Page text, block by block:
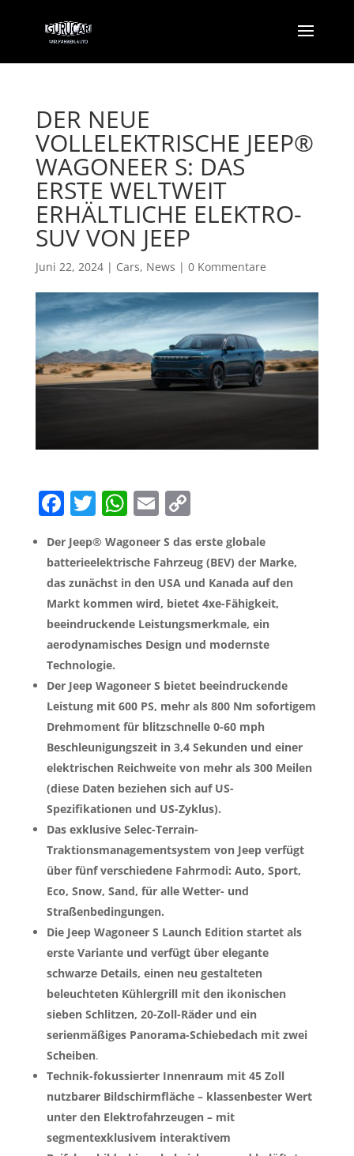
DER NEUE
VOLLELEKTRISCHE JEEP®
WAGONEER S: DAS
ERSTE WELTWEIT
ERHÄLTLICHE ELEKTRO-
SUV VON JEEP
Juni 22, 2024| Cars, News | 0 Kommentare
F
c
e
b
o
o
k
T
itt
er
W
at
s
A
p
p
E
m
ai
l
C
p
y
Li
n
k
Der Jeep® Wagoneer S das erste globale
batterieelektrische Fahrzeug (BEV) der Marke,
das zunächst in den USA und Kanada auf den
Markt kommen wird, bietet 4xe-Fähigkeit,
beeindruckende Leistungsmerkmale, ein
aerodynamisches Design und modernste
Technologie.
Der Jeep Wagoneer S bietet beeindruckende
Leistung mit 600 PS, mehr als 800 Nm sofortigem
Drehmoment für blitzschnelle 0-60 mph
Beschleunigungszeit in 3,4 Sekunden und einer
elektrischen Reichweite von mehr als 300 Meilen
(diese Daten beziehen sich auf US-
Spezifikationen und US-Zyklus).
Das exklusive Selec-Terrain-
Traktionsmanagementsystem von Jeep verfügt
über fünf verschiedene Fahrmodi: Auto, Sport,
Eco, Snow, Sand, für alle Wetter- und
Straßenbedingungen.
Die Jeep Wagoneer S Launch Edition startet als
erste Variante und verfügt über elegante
schwarze Details, einen neu gestalteten
beleuchteten Kühlergrill mit den ikonischen
sieben Schlitzen, 20-Zoll-Räder und ein
serienmäßiges Panorama-Schiebedach mit zwei
Scheiben.
Technik-fokussierter Innenraum mit 45 Zoll
nutzbarer Bildschirmfläche – klassenbester Wert
unter den Elektrofahrzeugen – mit
segmentexklusivem interaktivem